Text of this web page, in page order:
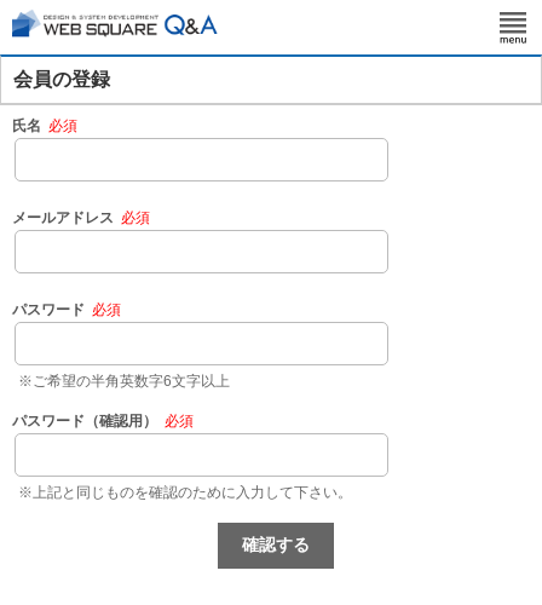
会員の登録
氏名 必須
メールアドレス 必須
パスワード 必須
※ご希望の半角英数字6文字以上
パスワード（確認用） 必須
※上記と同じものを確認のために入力して下さい。